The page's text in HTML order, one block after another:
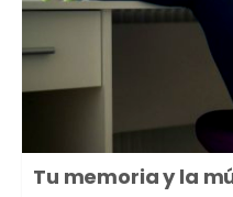
Tu memoria y la